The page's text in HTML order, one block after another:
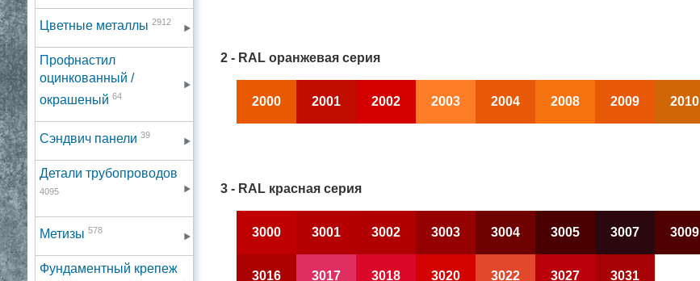
Цветные металлы 2912
Профнастил
оцинкованный /
окрашеный 64
Сэндвич панели 39
Детали трубопроводов
4095
Метизы 578
Фундаментный крепеж
2 - RAL оранжевая серия
2000 2001 2002 2003 2004 2008 2009 2010
3 - RAL красная серия
3000 3001 3002 3003 3004 3005 3007 3009
3016 3017 3018 3020 3022 3027 3031